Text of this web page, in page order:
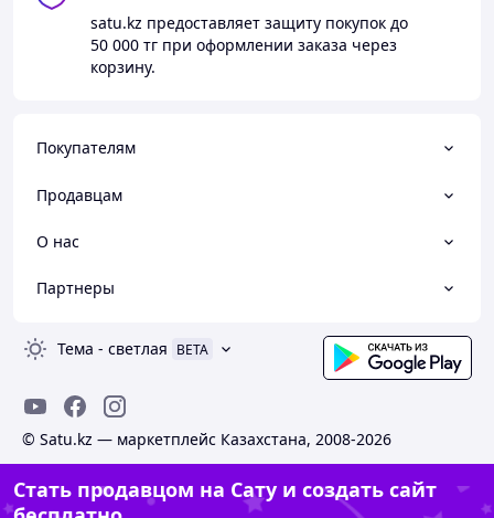
satu.kz предоставляет защиту покупок до
50 000 тг при оформлении заказа через
корзину.
Покупателям
Продавцам
О нас
Партнеры
Тема - светлая BETA
© Satu.kz — маркетплейс Казахстана, 2008-2026
Стать продавцом на Сату и создать сайт